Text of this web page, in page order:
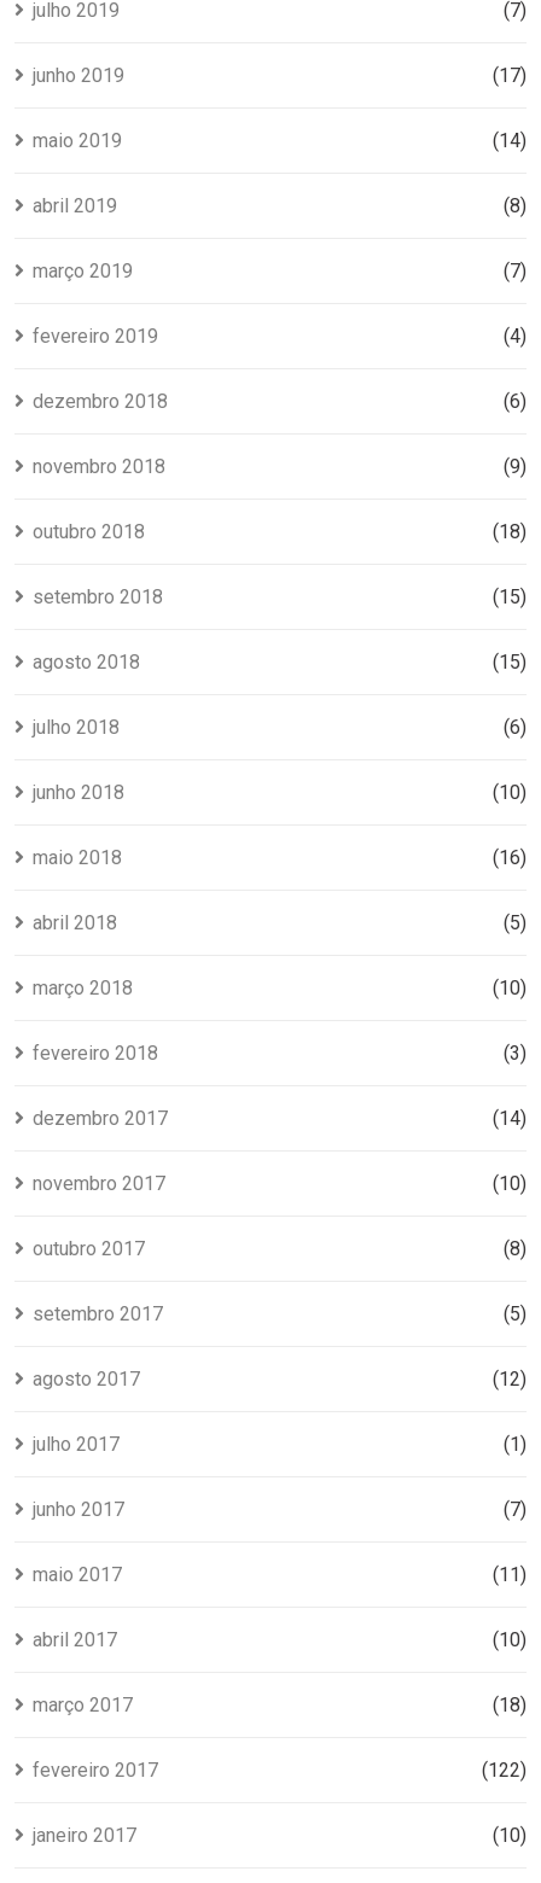
julho 2019 (7)
junho 2019 (17)
maio 2019 (14)
abril 2019 (8)
março 2019 (7)
fevereiro 2019 (4)
dezembro 2018 (6)
novembro 2018 (9)
outubro 2018 (18)
setembro 2018 (15)
agosto 2018 (15)
julho 2018 (6)
junho 2018 (10)
maio 2018 (16)
abril 2018 (5)
março 2018 (10)
fevereiro 2018 (3)
dezembro 2017 (14)
novembro 2017 (10)
outubro 2017 (8)
setembro 2017 (5)
agosto 2017 (12)
julho 2017 (1)
junho 2017 (7)
maio 2017 (11)
abril 2017 (10)
março 2017 (18)
fevereiro 2017 (122)
janeiro 2017 (10)